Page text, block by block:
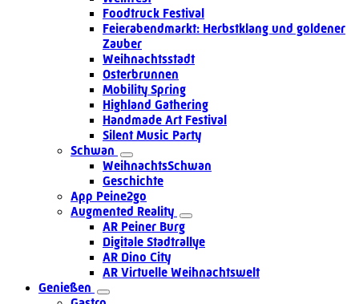
Foodtruck Festival
Feierabendmarkt: Herbstklang und goldener
Zauber
Weihnachtsstadt
Osterbrunnen
Mobility Spring
Highland Gathering
Handmade Art Festival
Silent Music Party
Schwan
WeihnachtsSchwan
Geschichte
App Peine2go
Augmented Reality
AR Peiner Burg
Digitale Stadtrallye
AR Dino City
AR Virtuelle Weihnachtswelt
Genießen